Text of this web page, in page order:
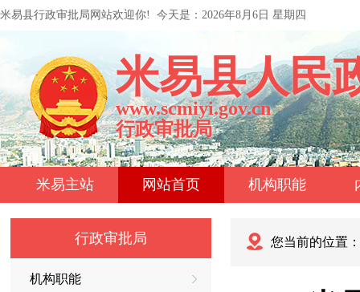
米易县行政审批局网站欢迎你! 今天是： 2026年8月6日 星期四
米易县人民
www.scmiyi.gov.cn
行政审批局
米易主站 网站首页 机构职能
行政审批局
机构职能
您当前的位置：